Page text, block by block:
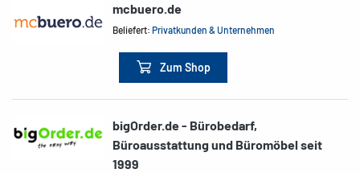
mcbuero.de
Beliefert:Privatkunden & Unternehmen
Zum Shop
bigOrder.de - Bürobedarf,
Büroausstattung und Büromöbel seit
1999